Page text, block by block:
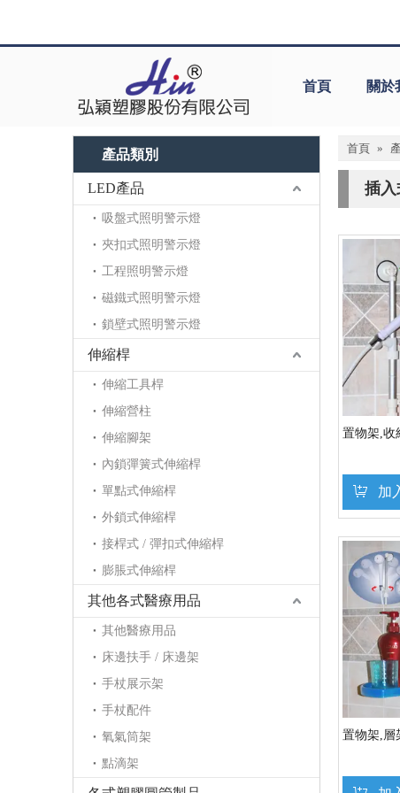
首頁 關於
產品類別
LED產品
吸盤式照明警示燈
夾扣式照明警示燈
工程照明警示燈
磁鐵式照明警示燈
鎖壁式照明警示燈
伸縮桿
伸縮工具桿
伸縮營柱
伸縮腳架
內鎖彈簧式伸縮桿
單點式伸縮桿
外鎖式伸縮桿
接桿式 / 彈扣式伸縮桿
膨脹式伸縮桿
其他各式醫療用品
其他醫療用品
床邊扶手 / 床邊架
手杖展示架
手杖配件
氧氣筒架
點滴架
首頁 »
插入
置物架,收
加
置物架,層